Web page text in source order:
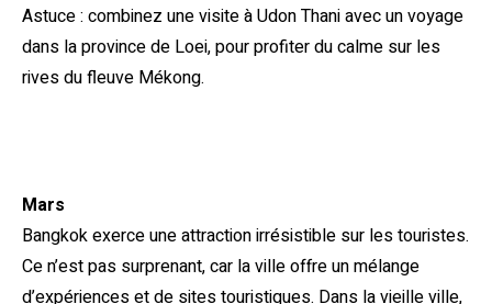
Astuce : combinez une visite à Udon Thani avec un voyage
dans la province de Loei, pour profiter du calme sur les
rives du fleuve Mékong.
Mars
Bangkok exerce une attraction irrésistible sur les touristes.
Ce n’est pas surprenant, car la ville offre un mélange
d’expériences et de sites touristiques. Dans la vieille ville,